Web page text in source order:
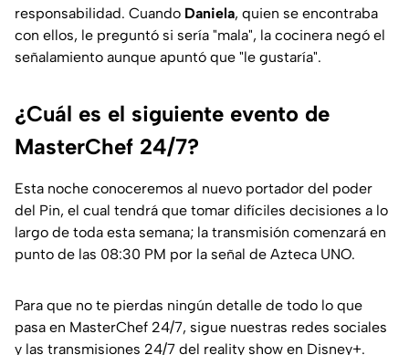
responsabilidad. Cuando Daniela, quien se encontraba
con ellos, le preguntó si sería "mala", la cocinera negó el
señalamiento aunque apuntó que "le gustaría".
¿Cuál es el siguiente evento de
MasterChef 24/7?
Esta noche conoceremos al nuevo portador del poder
del Pin, el cual tendrá que tomar difíciles decisiones a lo
largo de toda esta semana; la transmisión comenzará en
punto de las 08:30 PM por la señal de Azteca UNO.
Para que no te pierdas ningún detalle de todo lo que
pasa en MasterChef 24/7, sigue nuestras redes sociales
y las transmisiones 24/7 del reality show en Disney+.